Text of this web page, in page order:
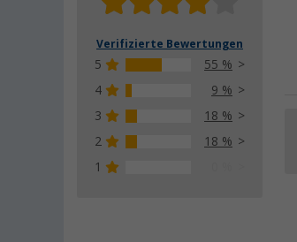
Verifizierte Bewertungen
5
55 %
4
9 %
3
18 %
2
18 %
1